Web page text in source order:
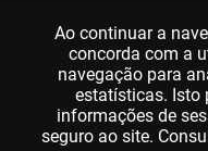
Ao continuar a
concorda com a
navegação para
estatísticas. Isto
informações de
seguro ao site.